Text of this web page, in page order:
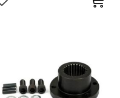
Lägg till i favoriter